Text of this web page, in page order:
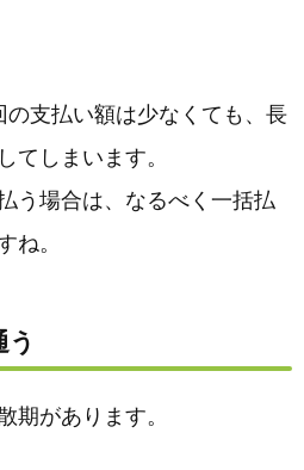
の支払い額は少なくても、長
てしまいます。
う場合は、なるべく一括払
ね。
う
期があります。